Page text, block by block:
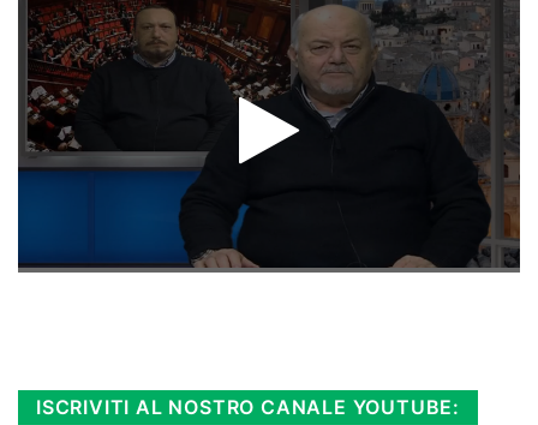
ISCRIVITI AL NOSTRO CANALE YOUTUBE: